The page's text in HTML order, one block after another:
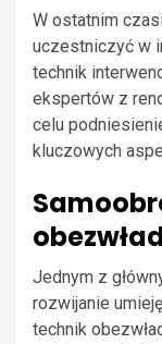
W ostatnim
uczestniczyć w
technik
ekspertów z
celu
kluczowych
Jednym z
rozwijanie
technik